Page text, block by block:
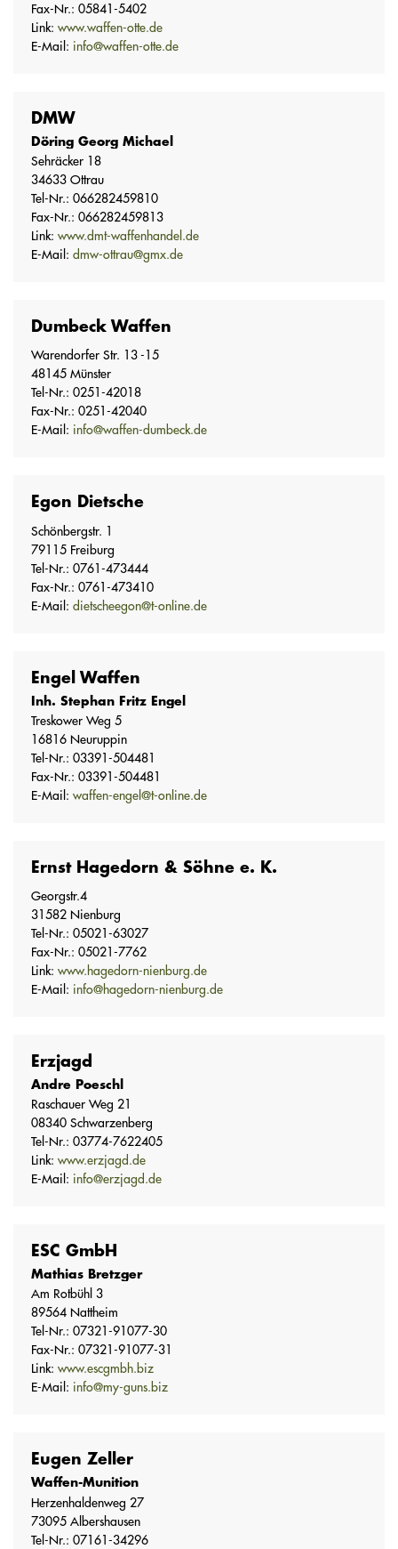
Fax-Nr.: 05841-5402
Link: www.waffen-otte.de
E-Mail: info@waffen-otte.de
DMW
Döring Georg Michael
Sehräcker 18
34633 Ottrau
Tel-Nr.: 066282459810
Fax-Nr.: 066282459813
Link: www.dmt-waffenhandel.de
E-Mail: dmw-ottrau@gmx.de
Dumbeck Waffen
Warendorfer Str. 13 -15
48145 Münster
Tel-Nr.: 0251-42018
Fax-Nr.: 0251-42040
E-Mail: info@waffen-dumbeck.de
Egon Dietsche
Schönbergstr. 1
79115 Freiburg
Tel-Nr.: 0761-473444
Fax-Nr.: 0761-473410
E-Mail: dietscheegon@t-online.de
Engel Waffen
Inh. Stephan Fritz Engel
Treskower Weg 5
16816 Neuruppin
Tel-Nr.: 03391-504481
Fax-Nr.: 03391-504481
E-Mail: waffen-engel@t-online.de
Ernst Hagedorn & Söhne e. K.
Georgstr.4
31582 Nienburg
Tel-Nr.: 05021-63027
Fax-Nr.: 05021-7762
Link: www.hagedorn-nienburg.de
E-Mail: info@hagedorn-nienburg.de
Erzjagd
Andre Poeschl
Raschauer Weg 21
08340 Schwarzenberg
Tel-Nr.: 03774-7622405
Link: www.erzjagd.de
E-Mail: info@erzjagd.de
ESC GmbH
Mathias Bretzger
Am Rotbühl 3
89564 Nattheim
Tel-Nr.: 07321-91077-30
Fax-Nr.: 07321-91077-31
Link: www.escgmbh.biz
E-Mail: info@my-guns.biz
Eugen Zeller
Waffen-Munition
Herzenhaldenweg 27
73095 Albershausen
Tel-Nr.: 07161-34296